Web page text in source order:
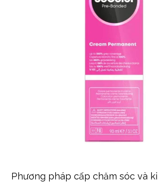
Phương pháp cấp chăm sóc và
đái đến thành tích hoạt cồn giải
tiến trình cấp chăm sóc là yếu